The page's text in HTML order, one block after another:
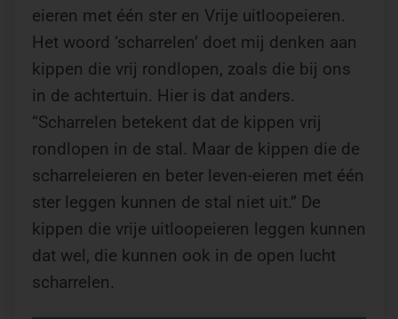
eieren met één ster en Vrije uitloopeieren.
Het woord ‘scharrelen’ doet mij denken aan
kippen die vrij rondlopen, zoals die bij ons
in de achtertuin. Hier is dat anders.
“Scharrelen betekent dat de kippen vrij
rondlopen in de stal. Maar de kippen die de
scharreleieren en beter leven-eieren met één
ster leggen kunnen de stal niet uit.” De
kippen die vrije uitloopeieren leggen kunnen
dat wel, die kunnen ook in de open lucht
scharrelen.